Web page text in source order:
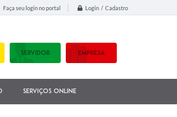
Faça seu login no portal Login / Cadastro
SERVIDOR EMPRESA
Serviços Online